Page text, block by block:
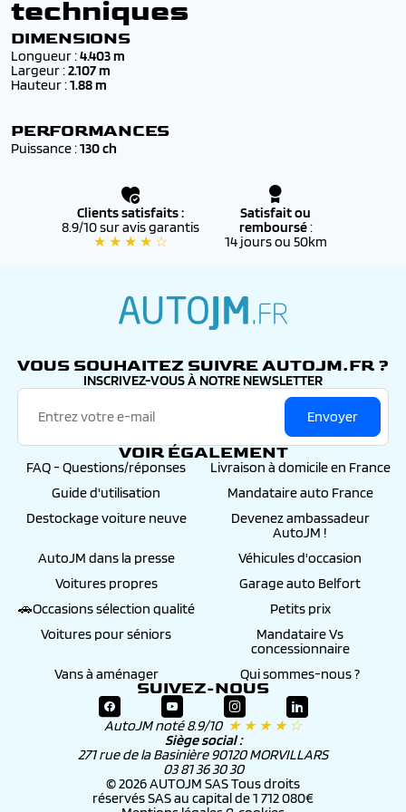
Tous nos véhicules sont :
✔️Neufs* ou 0 km, livrés avec
conformité européen (COC)
✔️ Couvert par la
dans tout le réseau CITROEN officiel
(bonus écologique, reprise, etc.)
✔️ Accompagnés d’un
* neuf sous mandat
techniques
DIMENSIONS
Longueur :4.403 m
Largeur :2.107 m
Hauteur :1.88 m
PERFORMANCES
Puissance :130 ch
Clients satisfaits :
8.9/10 sur avis garantis
★ ★ ★ ★ ☆
Satisfait ou
remboursé:
14 jours ou 50km
VOUS SOUHAITEZ SUIVRE AUTOJM.FR ?
INSCRIVEZ-VOUS À NOTRE NEWSLETTER
Envoyer
VOIR ÉGALEMENT
FAQ - Questions/réponses
Livraison à domicile en France
Guide d'utilisation
Mandataire auto France
Destockage voiture neuve
Devenez ambassadeur
AutoJM !
AutoJM dans la presse
Véhicules d'occasion
Voitures propres
Garage auto Belfort
🚗Occasions sélection qualité
Petits prix
Voitures pour séniors
Mandataire Vs
concessionnaire
Vans à aménager
Qui sommes-nous ?
SUIVEZ-NOUS
AutoJM noté 8.9/10 ★ ★ ★ ★ ☆
Siège social :
271 rue de la Basinière 90120 MORVILLARS
03 81 36 30 30
© 2026 AUTOJM SAS Tous droits
réservés SAS au capital de 1 712 080€